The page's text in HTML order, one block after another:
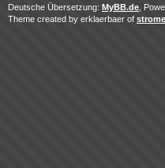
Deutsche Übersetzung: MyBB.de ,
Theme created by erklaerbaer of